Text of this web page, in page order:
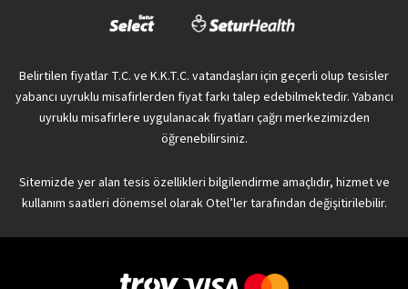
Belirtilen fiyatlar T.C. ve K.K.T.C. vatandaşları için geçerli olup tesisler
yabancı uyruklu misafirlerden fiyat farkı talep edebilmektedir. Yabancı
uyruklu misafirlere uygulanacak fiyatları çağrı merkezimizden
öğrenebilirsiniz.
Sitemizde yer alan tesis özellikleri bilgilendirme amaçlıdır, hizmet ve
kullanım saatleri dönemsel olarak Otel’ler tarafından değişitirilebilir.